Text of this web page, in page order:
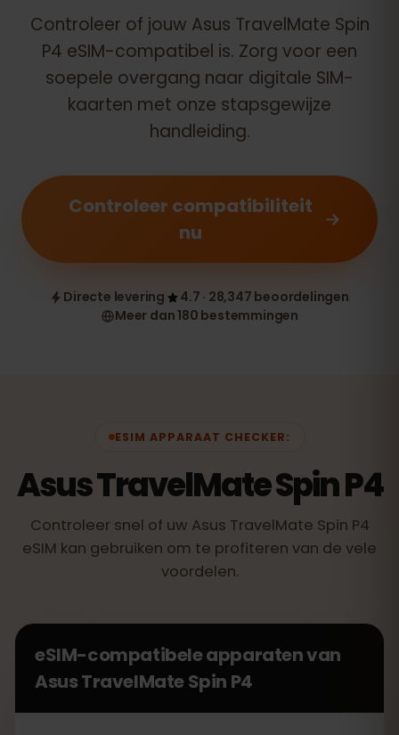
Controleer of jouw Asus TravelMate Spin
P4 eSIM-compatibel is. Zorg voor een
soepele overgang naar digitale SIM-
kaarten met onze stapsgewijze
handleiding.
Controleer compatibiliteit
nu
Directe levering
4.7 · 28,347 beoordelingen
Meer dan 180 bestemmingen
ESIM APPARAAT CHECKER:
Asus TravelMate Spin P4
Controleer snel of uw Asus TravelMate Spin P4
eSIM kan gebruiken om te profiteren van de vele
voordelen.
eSIM-compatibele apparaten van
Asus TravelMate Spin P4